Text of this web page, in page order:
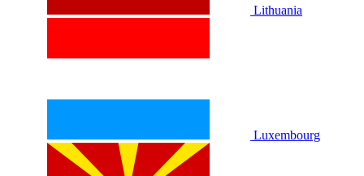
Lithuania
Luxembourg